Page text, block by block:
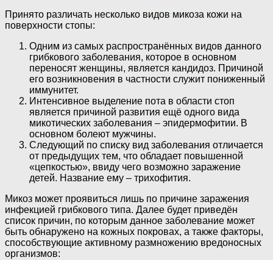
Принято различать несколько видов микоза кожи на
поверхности стопы:
Одним из самых распространённых видов данного
грибкового заболевания, которое в основном
переносят женщины, является кандидоз. Причиной
его возникновения в частности служит пониженный
иммунитет.
Интенсивное выделение пота в области стоп
является причиной развития ещё одного вида
микотических заболевания – эпидермофитии. В
основном болеют мужчины.
Следующий по списку вид заболевания отличается
от предыдущих тем, что обладает повышенной
«цепкостью», ввиду чего возможно заражение
детей. Название ему – трихофития.
Микоз может проявиться лишь по причине заражения
инфекцией грибкового типа. Далее будет приведён
список причин, по которым данное заболевание может
быть обнаружено на кожных покровах, а также факторы,
способствующие активному размножению вредоносных
организмов: